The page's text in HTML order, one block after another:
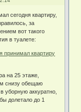
сегодня квартиру,
за
вот такого
в туалете:
на 25 этаже,
снизу обещаю
уборную аккуратно,
долетало до 1